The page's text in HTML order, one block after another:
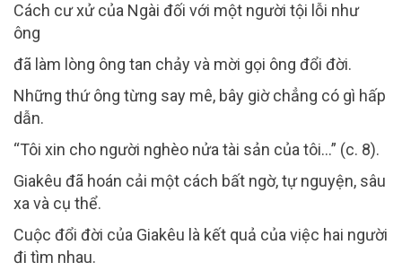
Cách cư xử của Ngài đối với một người tội lỗi như
ông
đã làm lòng ông tan chảy và mời gọi ông đổi đời.
Những thứ ông từng say mê, bây giờ chẳng có gì hấp
dẫn.
“Tôi xin cho người nghèo nửa tài sản của tôi…” (c. 8).
Giakêu đã hoán cải một cách bất ngờ, tự nguyện, sâu
xa và cụ thể.
Cuộc đổi đời của Giakêu là kết quả của việc hai người
đi tìm nhau.